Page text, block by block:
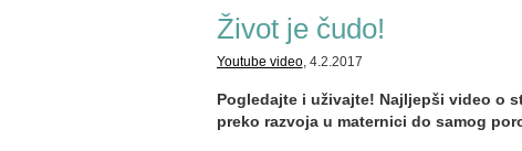
Život je čudo!
Youtube video, 4.2.2017
Pogledajte i uživajte! Najljepši video o
preko razvoja u maternici do samog